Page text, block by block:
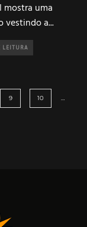
mostra uma
vestindo a...
LEITURA
9 10 …